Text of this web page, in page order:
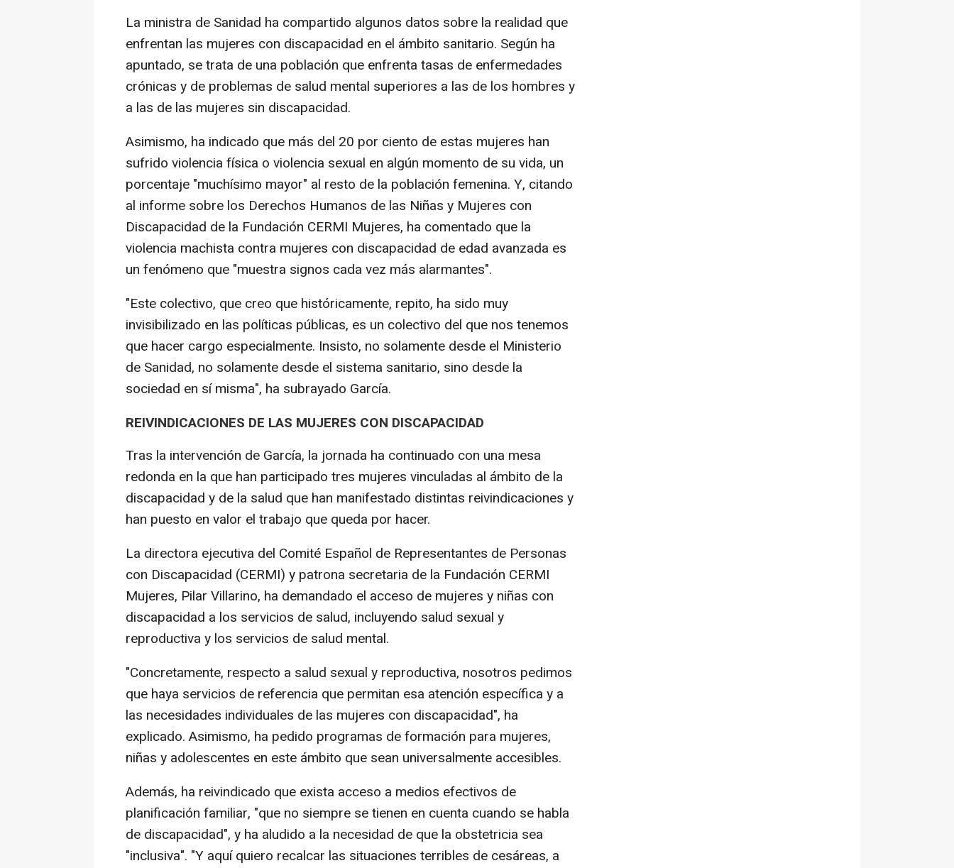
La ministra de Sanidad ha compartido algunos datos sobre la realidad que
enfrentan las mujeres con discapacidad en el ámbito sanitario. Según ha
apuntado, se trata de una población que enfrenta tasas de enfermedades
crónicas y de problemas de salud mental superiores a las de los hombres y
a las de las mujeres sin discapacidad.
Asimismo, ha indicado que más del 20 por ciento de estas mujeres han
sufrido violencia física o violencia sexual en algún momento de su vida, un
porcentaje "muchísimo mayor" al resto de la población femenina. Y, citando
al informe sobre los Derechos Humanos de las Niñas y Mujeres con
Discapacidad de la Fundación CERMI Mujeres, ha comentado que la
violencia machista contra mujeres con discapacidad de edad avanzada es
un fenómeno que "muestra signos cada vez más alarmantes".
"Este colectivo, que creo que históricamente, repito, ha sido muy
invisibilizado en las políticas públicas, es un colectivo del que nos tenemos
que hacer cargo especialmente. Insisto, no solamente desde el Ministerio
de Sanidad, no solamente desde el sistema sanitario, sino desde la
sociedad en sí misma", ha subrayado García.
REIVINDICACIONES DE LAS MUJERES CON DISCAPACIDAD
Tras la intervención de García, la jornada ha continuado con una mesa
redonda en la que han participado tres mujeres vinculadas al ámbito de la
discapacidad y de la salud que han manifestado distintas reivindicaciones y
han puesto en valor el trabajo que queda por hacer.
La directora ejecutiva del Comité Español de Representantes de Personas
con Discapacidad (CERMI) y patrona secretaria de la Fundación CERMI
Mujeres, Pilar Villarino, ha demandado el acceso de mujeres y niñas con
discapacidad a los servicios de salud, incluyendo salud sexual y
reproductiva y los servicios de salud mental.
"Concretamente, respecto a salud sexual y reproductiva, nosotros pedimos
que haya servicios de referencia que permitan esa atención específica y a
las necesidades individuales de las mujeres con discapacidad", ha
explicado. Asimismo, ha pedido programas de formación para mujeres,
niñas y adolescentes en este ámbito que sean universalmente accesibles.
Además, ha reivindicado que exista acceso a medios efectivos de
planificación familiar, "que no siempre se tienen en cuenta cuando se habla
de discapacidad", y ha aludido a la necesidad de que la obstetricia sea
"inclusiva". "Y aquí quiero recalcar las situaciones terribles de cesáreas, a